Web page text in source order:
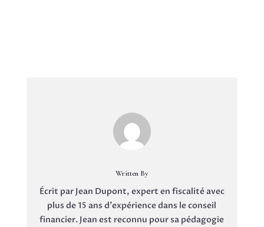
Written By
Écrit par Jean Dupont, expert en fiscalité avec
plus de 15 ans d'expérience dans le conseil
financier. Jean est reconnu pour sa pédagogie